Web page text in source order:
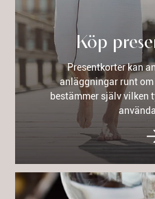
Köp
Presentkorter kan
anläggningar runt
bestämmer själv vilken